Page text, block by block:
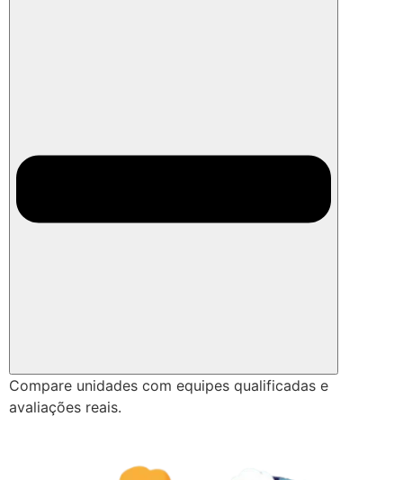
Compare unidades com equipes qualificadas e
avaliações reais.